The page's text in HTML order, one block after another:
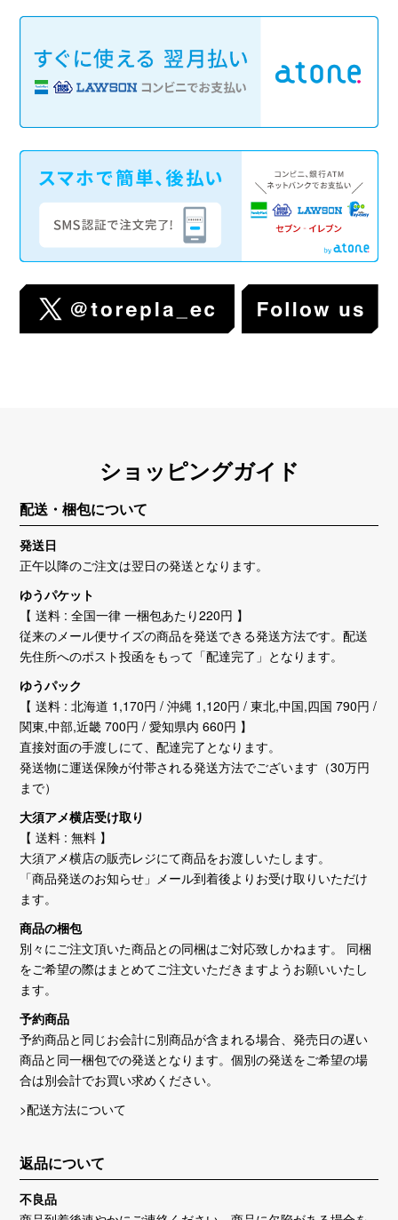
ショッピングガイド
配送・梱包について
発送日
正午以降のご注文は翌日の発送となります。
ゆうパケット
【 送料 : 全国一律 一梱包あたり220円 】
従来のメール便サイズの商品を発送できる発送方法です。配送
先住所へのポスト投函をもって「配達完了」となります。
ゆうパック
【 送料 : 北海道 1,170円 / 沖縄 1,120円 / 東北,中国,四国 790円 /
関東,中部,近畿 700円 / 愛知県内 660円 】
直接対面の手渡しにて、配達完了となります。
発送物に運送保険が付帯される発送方法でございます（30万円
まで）
大須アメ横店受け取り
【 送料 : 無料 】
大須アメ横店の販売レジにて商品をお渡しいたします。
「商品発送のお知らせ」メール到着後よりお受け取りいただけ
ます。
商品の梱包
別々にご注文頂いた商品との同梱はご対応致しかねます。 同梱
をご希望の際はまとめてご注文いただきますようお願いいたし
ます。
予約商品
予約商品と同じお会計に別商品が含まれる場合、発売日の遅い
商品と同一梱包での発送となります。個別の発送をご希望の場
合は別会計でお買い求めください。
>配送方法について
返品について
不良品